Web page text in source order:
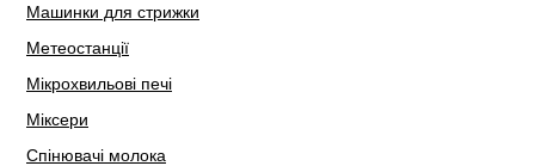
Машинки для стрижки
Метеостанції
Мікрохвильові печі
Міксери
Спінювачі молока